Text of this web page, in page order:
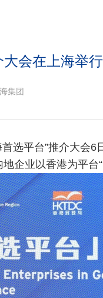
大会在上海举行
集团
选平台”推介大会6
企业以香港为平台“